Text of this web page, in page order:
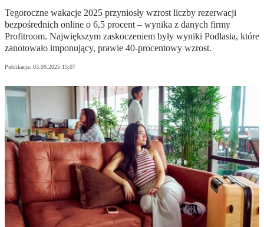
Tegoroczne wakacje 2025 przyniosły wzrost liczby rezerwacji
bezpośrednich online o 6,5 procent – wynika z danych firmy
Profitroom. Największym zaskoczeniem były wyniki Podlasia, które
zanotowało imponujący, prawie 40-procentowy wzrost.
Publikacja: 03.09.2025 15:07